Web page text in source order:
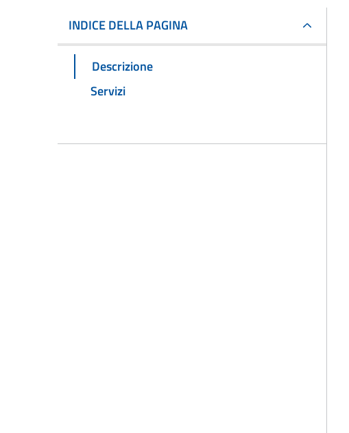
INDICE DELLA PAGINA
Descrizione
Servizi